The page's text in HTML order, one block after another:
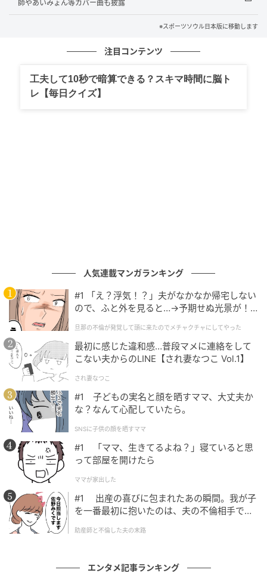
い姿をお見せできる自信があるので、ワクワクしてい
ますし幸せです。カムバックを待っていてくださった
すべての方に、心から感謝を伝えたいです。
タイトル曲『IDK ME』をどのように紹介したいです
か？また、どんな時に聴くのがおすすめですか？
ボーカル面で最も成長したと感じています。新しいジ
ャンルの楽曲を準備しながら、さまざまな挑戦をしま
したし、レコーディングを重ねるたびに、新しい発声
や表現方法にも少しずつ慣れてきたと感じました。ま
た、アルバムを準備しながら、人間ユンサナとしても
一段階成長したと感じました。以前は気になることが
あっても、一人で考えて流すタイプでしたが、今回は
自分の意見をどう伝えるべきかをたくさん学びまし
た。『NO REASON』を準備しながら感じた不足してい
る部分も、次のアルバムを準備する際に補って、より
良いものにしたいという気持ちが大きくなりました。
アルバム名を『NO REASON』にした理由は？
今回のアルバムを準備するにあたり、大衆の皆さんに
本当にありのままの正直な自分を見せたいと思いまし
待していてください。
師やあいみょん等カバー曲も披露
※スポーツソウル日本版に移動します
注目コンテンツ
工夫して10秒で暗算できる？スキマ時間に脳ト
レ【毎日クイズ】
人気連載マンガランキング
#1 「え？浮気！？」夫がなかなか帰宅しない
ので、ふと外を見ると…→予期せぬ光景が！
クチャにしてやった
旦那の不倫が発覚して頭に来たのでメチャクチャにしてやった
最初に感じた違和感…普段マメに連絡をして
こない夫からのLINE【され妻なつこ Vol.1】
され妻なつこ
#1 子どもの実名と顔を晒すママ、大丈夫か
な？なんて心配していたら。
SNSに子供の顔を晒すママ
#1 「ママ、生きてるよね？」寝ていると思
って部屋を開けたら
ママが家出した
#1 出産の喜びに包まれたあの瞬間。我が子
を一番最初に抱いたのは、夫の不倫相手でし
助産師と不倫した夫の末路
エンタメ記事ランキング